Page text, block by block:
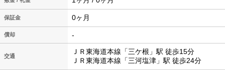
保証金 0ヶ月
償却 -
交通
ＪＲ東海道本線「三ケ根」駅 徒歩15分
ＪＲ東海道本線「三河塩津」駅 徒歩24分